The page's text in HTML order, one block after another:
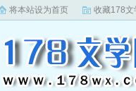
将本站设为首页 收藏178文